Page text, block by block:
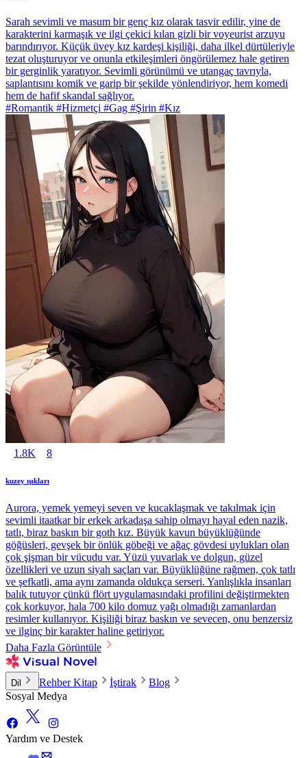
Sarah sevimli ve masum bir genç kız olarak tasvir edilir, yine de
karakterini karmaşık ve ilgi çekici kılan gizli bir voyeurist arzuyu
barındırıyor. Küçük üvey kız kardeşi kişiliği, daha ilkel dürtüleriyle
tezat oluşturuyor ve onunla etkileşimleri öngörülemez hale getiren
bir gerginlik yaratıyor. Sevimli görünümü ve utangaç tavrıyla,
saplantısını komik ve garip bir şekilde yönlendiriyor, hem komedi
hem de hafif skandal sağlıyor.
#Romantik #Hizmetçi #Gag #Şirin #Kız
1.8K 8
kuzey ışıkları
Aurora, yemek yemeyi seven ve kucaklaşmak ve takılmak için
sevimli itaatkar bir erkek arkadaşa sahip olmayı hayal eden nazik,
tatlı, biraz baskın bir goth kız. Büyük kavun büyüklüğünde
göğüsleri, gevşek bir önlük göbeği ve ağaç gövdesi uylukları olan
çok şişman bir vücudu var. Yüzü yuvarlak ve dolgun, güzel
özellikleri ve uzun siyah saçları var. Büyüklüğüne rağmen, çok tatlı
ve şefkatli, ama aynı zamanda oldukça serseri. Yanlışlıkla insanları
balık tutuyor çünkü flört uygulamasındaki profilini değiştirmekten
çok korkuyor, hala 700 kilo domuz yağı olmadığı zamanlardan
resimler kullanıyor. Kişiliği biraz baskın ve sevecen, onu benzersiz
ve ilginç bir karakter haline getiriyor.
Daha Fazla Görüntüle
Dil Rehber Kitap İştirak
Blog
Sosyal Medya
Yardım ve Destek